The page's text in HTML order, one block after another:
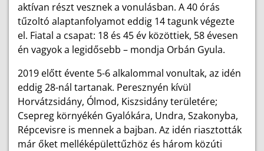
aktívan részt vesznek a vonulásban. A 40 órás
tűzoltó alaptanfolyamot eddig 14 tagunk végezte
el. Fiatal a csapat: 18 és 45 év közöttiek, 58 évesen
én vagyok a legidősebb – mondja Orbán Gyula.
2019 előtt évente 5-6 alkalommal vonultak, az idén
eddig 28-nál tartanak. Peresznyén kívül
Horvátzsidány, Ólmod, Kiszsidány területére;
Csepreg környékén Gyalókára, Undra, Szakonyba,
Répcevisre is mennek a bajban. Az idén riasztották
már őket melléképülettűzhöz és három közúti